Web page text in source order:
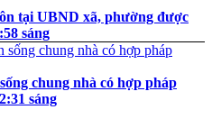
tại UBND xã, phường được
sáng
chung nhà có hợp pháp
sáng